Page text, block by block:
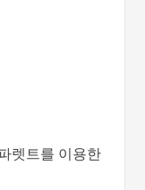
렛트를 이용한